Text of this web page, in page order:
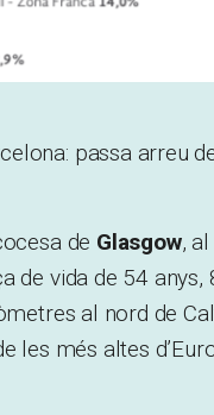
passa arreu
de Glasgow,
de vida de 54 anys,
al nord de
les més altes